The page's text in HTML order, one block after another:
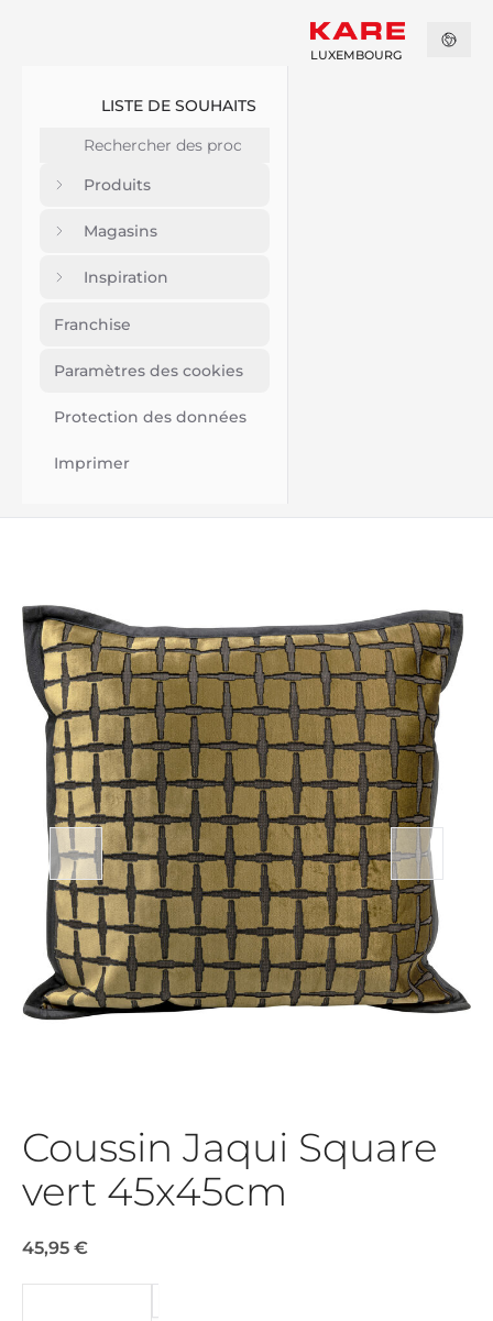
LISTE DE SOUHAITS
Produits
Magasins
Inspiration
Franchise
Paramètres des cookies
Protection des données
Imprimer
LUXEMBOURG
Coussin Jaqui Square
vert 45x45cm
45,95 €